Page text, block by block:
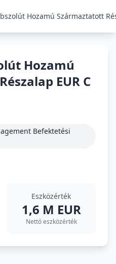
Hozamú
EUR C
Befektetési
Eszközérték
1,6 M EUR
Nettó eszközérték